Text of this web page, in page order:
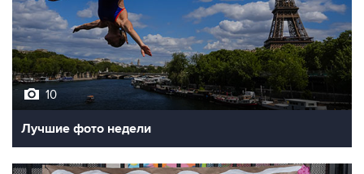
10
Лучшие фото недели